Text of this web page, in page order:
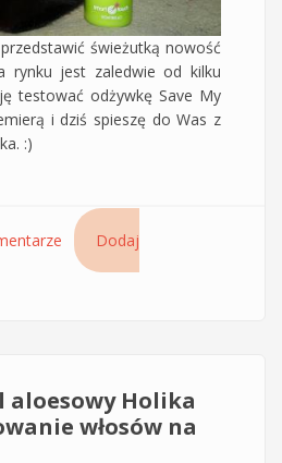
świeżutką nowość
rynku jest zaledwie od kilku
testować odżywkę Save My
i dziś spieszę do Was z
:)
chroniący włosy Save My Hair 365
Montibello - Mój Must Have na
nie tylko
Dodaj
aloesowy Holika
włosów na